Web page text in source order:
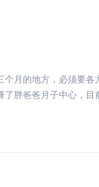
个月的地方，必须要各
胖爸爸月子中心，目